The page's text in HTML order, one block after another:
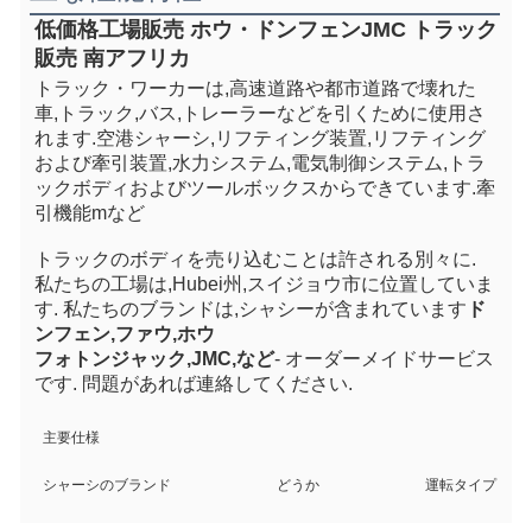
低価格工場販売 ホウ・ドンフェンJMC トラック
販売 南アフリカ
トラック・ワーカーは,高速道路や都市道路で壊れた
車,トラック,バス,トレーラーなどを引くために使用さ
れます.空港シャーシ,リフティング装置,リフティング
および牽引装置,水力システム,電気制御システム,トラ
ックボディおよびツールボックスからできています.牽
引機能mなど
トラックのボディを売り込むことは許される 別々に.
私たちの工場は,Hubei州,スイジョウ市に位置していま
す. 私たちのブランドは,シャシーが含まれています ド
ンフェン,ファウ,ホウ
フォトンジャック,JMC,など- オーダーメイドサービス
です. 問題があれば連絡してください.
主要仕様
シャーシのブランド どうか 運転タイプ